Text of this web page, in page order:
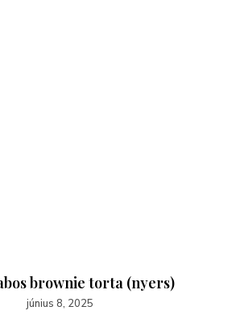
brownie torta (nyers)
június 8, 2025